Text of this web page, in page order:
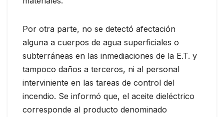
Por otra parte, no se detectó afectación
alguna a cuerpos de agua superficiales o
subterráneas en las inmediaciones de la E.T. y
tampoco daños a terceros, ni al personal
interviniente en las tareas de control del
incendio. Se informó que, el aceite dieléctrico
corresponde al producto denominado